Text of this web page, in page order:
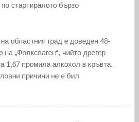
стартиралото бързо
областния град е доведен 48-
„Фолксваген“, чийто дрегер
1,67 промила алкохол в кръвта.
причини не е бил